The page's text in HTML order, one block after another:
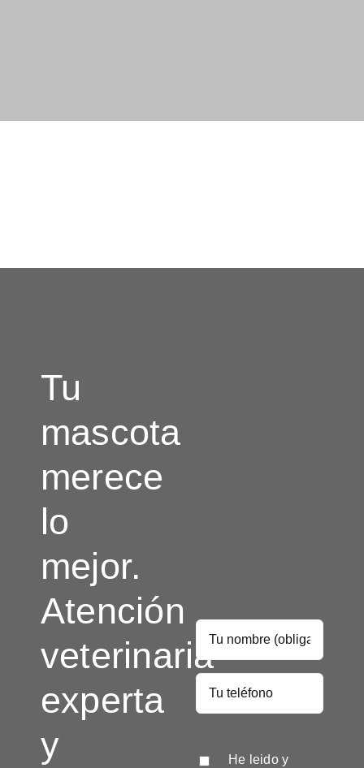
Tu
mascota
merece
lo
mejor.
Atención
veterinaria
experta
y
He leido y